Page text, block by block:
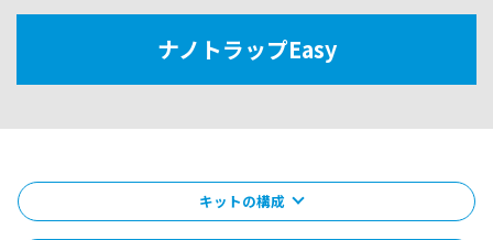
ナノトラップEasy
キットの構成